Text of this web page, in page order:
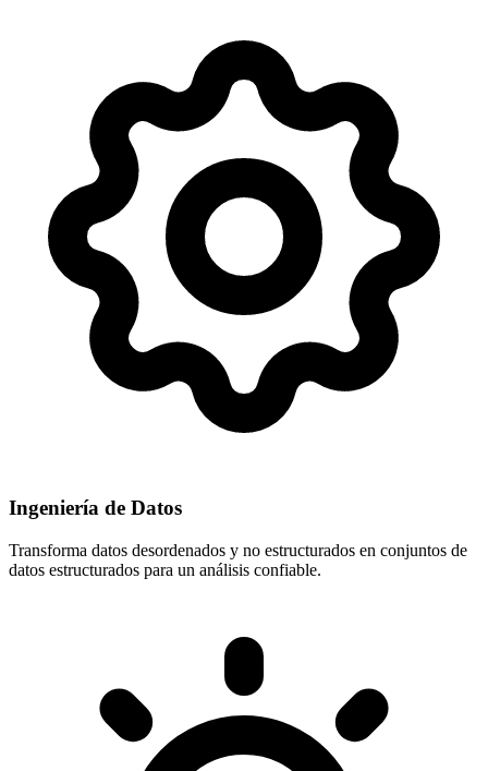
Ingeniería de Datos
Transforma datos desordenados y no estructurados en conjuntos de
datos estructurados para un análisis confiable.